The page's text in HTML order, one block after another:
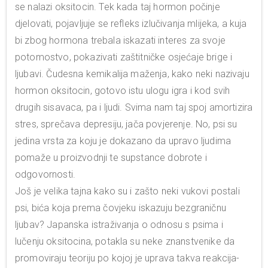
se nalazi oksitocin. Tek kada taj hormon počinje
djelovati, pojavljuje se refleks izlučivanja mlijeka, a kuja
bi zbog hormona trebala iskazati interes za svoje
potomostvo, pokazivati zaštitničke osjećaje brige i
ljubavi. Čudesna kemikalija maženja, kako neki nazivaju
hormon oksitocin, gotovo istu ulogu igra i kod svih
drugih sisavaca, pa i ljudi. Svima nam taj spoj amortizira
stres, sprečava depresiju, jača povjerenje. No, psi su
jedina vrsta za koju je dokazano da upravo ljudima
pomaže u proizvodnji te supstance dobrote i
odgovornosti.
Još je velika tajna kako su i zašto neki vukovi postali
psi, bića koja prema čovjeku iskazuju bezgraničnu
ljubav? Japanska istraživanja o odnosu s psima i
lučenju oksitocina, potakla su neke znanstvenike da
promoviraju teoriju po kojoj je uprava takva reakcija-